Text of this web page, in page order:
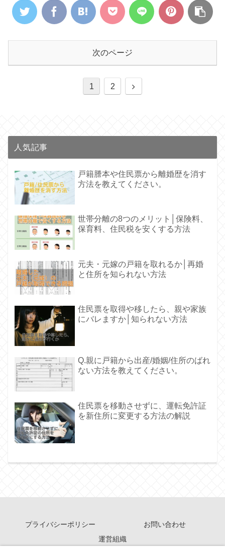
次のページ
1 2
人気記事
戸籍謄本や住民票から離婚歴を消す
方法を教えてください。
世帯分離の8つのメリット│保険料、
保育料、住民税を安くする方法
元夫・元嫁の戸籍を取れるか│再婚
と住所を知られない方法
住民票を取得や移したら、親や家族
にバレますか│知られない方法
Q.親に戸籍から出産/婚姻/住所のばれ
ない方法を教えてください。
住民票を移動させずに、運転免許証
を新住所に変更する方法の解説
プライバシーポリシー
お問い合わせ
運営組織